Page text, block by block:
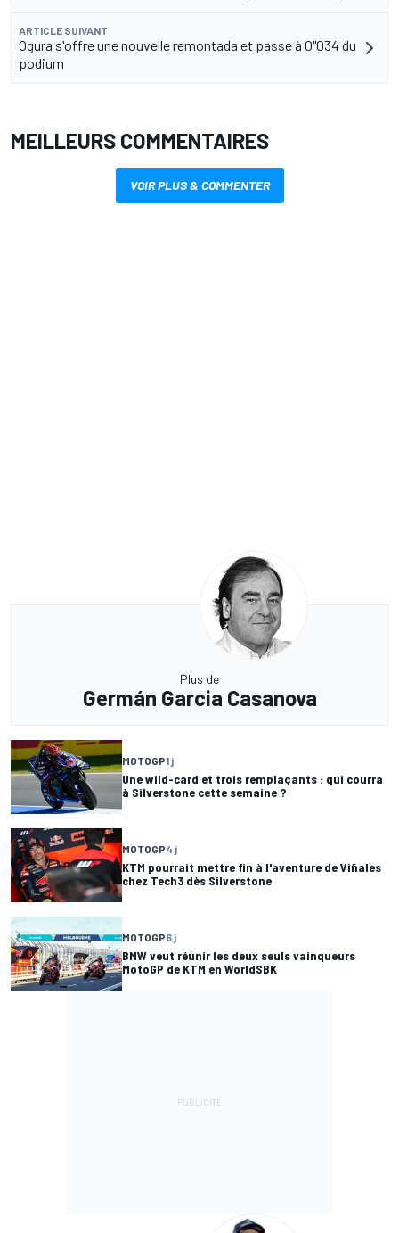
ARTICLE SUIVANT
Ogura s'offre une nouvelle remontada et passe à 0"034 du
podium
MEILLEURS COMMENTAIRES
VOIR PLUS & COMMENTER
Plus de
Germán Garcia Casanova
MOTOGP1 j
Une wild-card et trois remplaçants : qui courra
à Silverstone cette semaine ?
MOTOGP4 j
KTM pourrait mettre fin à l'aventure de Viñales
chez Tech3 dès Silverstone
MOTOGP6 j
BMW veut réunir les deux seuls vainqueurs
MotoGP de KTM en WorldSBK